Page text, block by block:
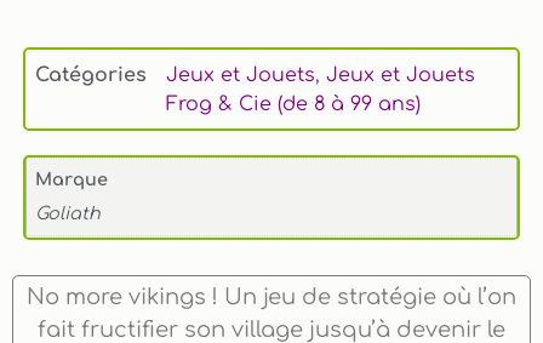
Catégories Jeux et Jouets,Jeux et Jouets
Frog & Cie (de 8 à 99 ans)
Marque
Goliath
No more vikings ! Un jeu de stratégie où l’on
fait fructifier son village jusqu’à devenir le